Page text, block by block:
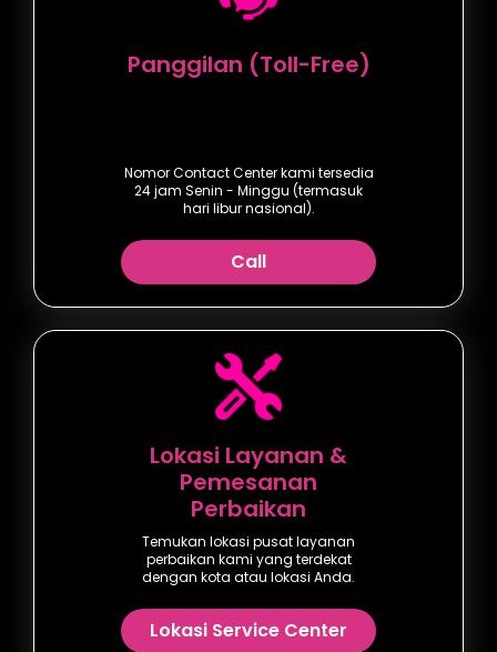
Panggilan (Toll-Free)
Nomor Contact Center kami tersedia
24 jam Senin - Minggu (termasuk
hari libur nasional).
Call
Lokasi Layanan &
Pemesanan
Perbaikan
Temukan lokasi pusat layanan
perbaikan kami yang terdekat
dengan kota atau lokasi Anda.
Lokasi Service Center